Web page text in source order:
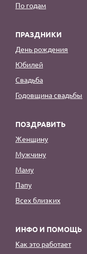
По годам
ПРАЗДНИКИ
День рождения
Юбилей
Свадьба
Годовщина свадьбы
ПОЗДРАВИТЬ
Женщину
Мужчину
Маму
Папу
Всех близких
ИНФО И ПОМОЩЬ
Как это работает